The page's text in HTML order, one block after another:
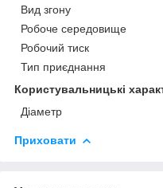
Вид згону
Робоче середовище
Робочий тиск
Тип приєднання
Користувальницькі
Діаметр
Приховати